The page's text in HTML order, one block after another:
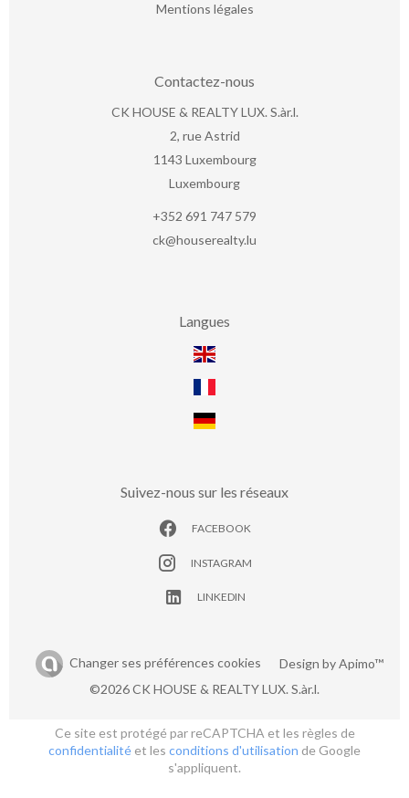
Mentions légales
Contactez-nous
CK HOUSE & REALTY LUX. S.àr.l.
2, rue Astrid
1143 Luxembourg
Luxembourg
+352 691 747 579
ck@houserealty.lu
Langues
Suivez-nous sur les réseaux
FACEBOOK
INSTAGRAM
LINKEDIN
Changer ses préférences cookies Design byApimo™
©2026 CK HOUSE & REALTY LUX. S.àr.l.
Ce site est protégé par reCAPTCHA et les règles de
confidentialité et les conditions d'utilisation de Google
s'appliquent.